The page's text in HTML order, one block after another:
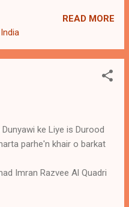
Dushmano'n ke dilo'n ko
Office me boss ko
manzoor e nazar banne ke
tadad me izafa ke liye.
hadsaat se hifazat ke liye
haiis ke ilawa yeh
jinn aur haiwan se
bejtareen sabit hua hai.
READ MORE
ke Liye is Durood
parhe'n khair o barkat
Imran Razvee Al Quadri